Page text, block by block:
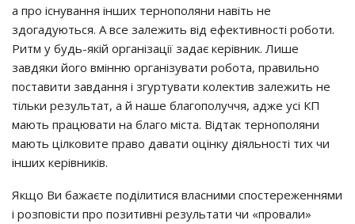
а про існування інших тернополяни навіть не
здогадуються. А все залежить від ефективності роботи.
Ритм у будь-якій організації задає керівник. Лише
завдяки його вмінню організувати робота, правильно
поставити завдання і згуртувати колектив залежить не
тільки результат, а й наше благополуччя, адже усі КП
мають працювати на благо міста. Відтак тернополяни
мають цілковите право давати оцінку діяльності тих чи
інших керівників.
Якщо Ви бажаєте поділитися власними спостереженнями
і розповісти про позитивні результати чи «провали»